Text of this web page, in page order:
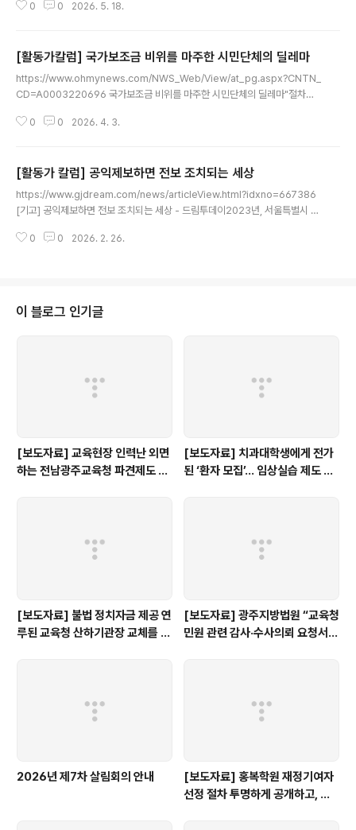
고 싶은 일(공약)이 있어서 학생회장이 되는 걸까요?” 아니면, “회장이 되기로
아니면, “회장이 되기로 마음먹었는데, 학생 표를 어떻게 낚을까 고민하다 공약
이 나오는 걸까요?”중·고등학교 학생회 임원들에게 학생자치를 강연할 때 던지
는 질문이다. 학생들은 머뭇거리다가 ‘전자’라고 답한다. 어떤 공약..
0 0 2026. 5. 18.
[활동가칼럼] 국가보조금 비위를 마주한 시민단체의 딜레마
https://www.ohmynews.com/NWS_Web/View/at_pg.aspx?CNTN_
CD=A0003220696 국가보조금 비위를 마주한 시민단체의 딜레마"절차에
면 종종 이런 질문과 마주하게 된다. 특히 국가보조금이 투입되는 공익사업에서
아닐까."시민단체 활동을 하다 보면 종종 이런 질문과 마주하게 된다. 특히 국가
보조금이 투입되는 공익사업에서 절차적 문제를 발견했을 때는 더욱 그렇다. 사
업이 학생들을 위한 것이라면 더더욱 고민이 깊어진다. 문제를 제기했다가 사..
0 0 2026. 4. 3.
[활동가 칼럼] 공익제보하면 전보 조치되는 세상
https://www.gjdream.com/news/articleView.html?idxno=667386
[기고] 공익제보하면 전보 조치되는 세상 - 드림투데이2023년, 서울특별시 관
생들로부터 성희롱과 성폭력을 당했다는 사실을 알게 되었다. 더욱이 피해를 조
0 0 2026. 2. 26.
이 블로그 인기글
[보도자료] 교육현장 인력난 외면
하는 전남광주교육청 파견제도 재
[보도자료] 치과대학생에게 전가
된 ‘환자 모집’… 임상실습 제도 개
[보도자료] 불법 정치자금 제공 연
루된 교육청 산하기관장 교체를 촉
[보도자료] 광주지방법원 “교육청
민원 관련 감사·수사의뢰 요청서,
2026년 제7차 살림회의 안내
[보도자료] 홍복학원 재정기여자
선정 절차 투명하게 공개하고, 철